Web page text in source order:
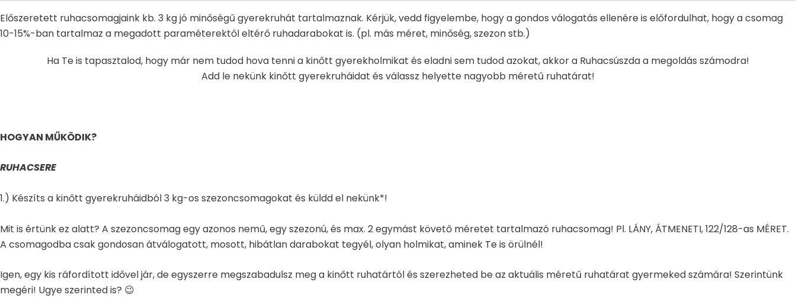
Előszeretett ruhacsomagjaink kb. 3 kg jó minőségű gyerekruhát tartalmaznak. Kérjük, vedd figyelembe, hogy a gondos válogatás ellenére is előfordulhat, hogy a csomag
10-15%-ban tartalmaz a megadott paraméterektől eltérő ruhadarabokat is. (pl. más méret, minőség, szezon stb.)
Ha Te is tapasztalod, hogy már nem tudod hova tenni a kinőtt gyerekholmikat és eladni sem tudod azokat, akkor a Ruhacsúszda a megoldás számodra!
Add le nekünk kinőtt gyerekruháidat és válassz helyette nagyobb méretű ruhatárat!
HOGYAN MŰKÖDIK?
RUHACSERE
1.) Készíts a kinőtt gyerekruháidból 3 kg-os szezoncsomagokat és küldd el nekünk*!
Mit is értünk ez alatt? A szezoncsomag egy azonos nemű, egy szezonú, és max. 2 egymást követő méretet tartalmazó ruhacsomag! Pl. LÁNY, ÁTMENETI, 122/128-as MÉRET.
A csomagodba csak gondosan átválogatott, mosott, hibátlan darabokat tegyél, olyan holmikat, aminek Te is örülnél!
Igen, egy kis ráfordított idővel jár, de egyszerre megszabadulsz meg a kinőtt ruhatártól és szerezheted be az aktuális méretű ruhatárat gyermeked számára! Szerintünk
megéri! Ugye szerinted is? 😉